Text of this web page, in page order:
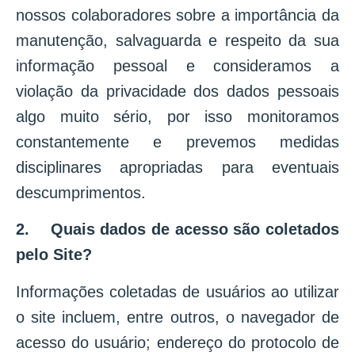
nossos colaboradores sobre a importância da
manutenção, salvaguarda e respeito da sua
informação pessoal e consideramos a
violação da privacidade dos dados pessoais
algo muito sério, por isso monitoramos
constantemente e prevemos medidas
disciplinares apropriadas para eventuais
descumprimentos.
2. Quais dados de acesso são coletados
pelo Site?
Informações coletadas de usuários ao utilizar
o site incluem, entre outros, o navegador de
acesso do usuário; endereço do protocolo de